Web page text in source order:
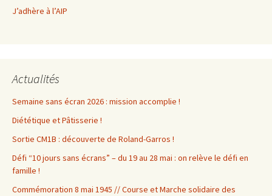
J’adhère à l’AIP
Actualités
Semaine sans écran 2026 : mission accomplie !
Diététique et Pâtisserie !
Sortie CM1B : découverte de Roland-Garros !
Défi “10 jours sans écrans” – du 19 au 28 mai : on relève le défi en
famille !
Commémoration 8 mai 1945 // Course et Marche solidaire des